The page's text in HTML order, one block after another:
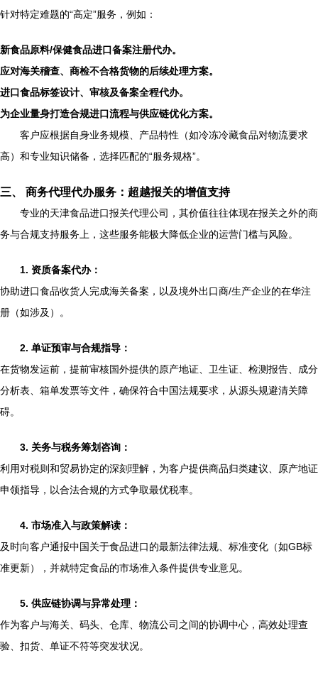
针对特定难题的“高定”服务，例如：
新食品原料/保健食品进口备案注册代办。
应对海关稽查、商检不合格货物的后续处理方案。
进口食品标签设计、审核及备案全程代办。
为企业量身打造合规进口流程与供应链优化方案。
客户应根据自身业务规模、产品特性（如冷冻冷藏食品对物流要求
高）和专业知识储备，选择匹配的“服务规格”。
三、 商务代理代办服务：超越报关的增值支持
专业的天津食品进口报关代理公司，其价值往往体现在报关之外的商
务与合规支持服务上，这些服务能极大降低企业的运营门槛与风险。
1. 资质备案代办：
协助进口食品收货人完成海关备案，以及境外出口商/生产企业的在华注
册（如涉及）。
2. 单证预审与合规指导：
在货物发运前，提前审核国外提供的原产地证、卫生证、检测报告、成分
分析表、箱单发票等文件，确保符合中国法规要求，从源头规避清关障
碍。
3. 关务与税务筹划咨询：
利用对税则和贸易协定的深刻理解，为客户提供商品归类建议、原产地证
申领指导，以合法合规的方式争取最优税率。
4. 市场准入与政策解读：
及时向客户通报中国关于食品进口的最新法律法规、标准变化（如GB标
准更新），并就特定食品的市场准入条件提供专业意见。
5. 供应链协调与异常处理：
作为客户与海关、码头、仓库、物流公司之间的协调中心，高效处理查
验、扣货、单证不符等突发状况。